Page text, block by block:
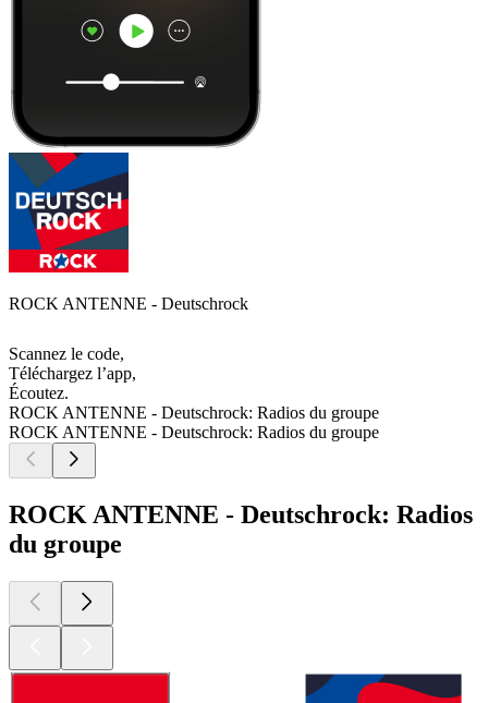
ROCK ANTENNE - Deutschrock
Scannez le code,
Téléchargez l’app,
Écoutez.
ROCK ANTENNE - Deutschrock: Radios du groupe
ROCK ANTENNE - Deutschrock: Radios du groupe
ROCK ANTENNE - Deutschrock: Radios
du groupe